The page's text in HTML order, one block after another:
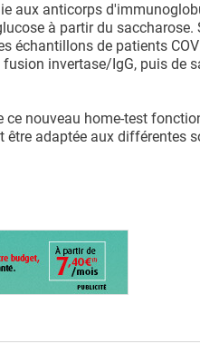
aux anticorps
à partir du saccharose.
échantillons de patients
invertase/IgG, puis de
nouveau home-test
être adaptée aux différentes